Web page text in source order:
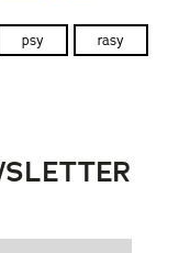
psy rasy